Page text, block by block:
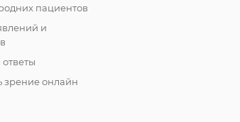
пациентов
и
зрение онлайн